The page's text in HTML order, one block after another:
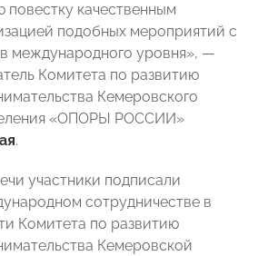
качественным
подобных мероприятий с
международного уровня», —
Комитета по развитию
Кемеровского
«ОПОРЫ РОССИИ»
.
участники подписали
сотрудничестве в
Комитета по развитию
Кемеровской